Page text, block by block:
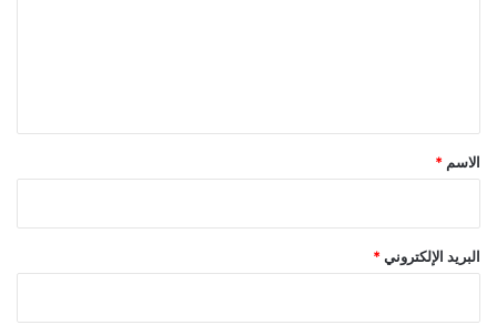
*
الاسم *
البريد الإلكتروني*